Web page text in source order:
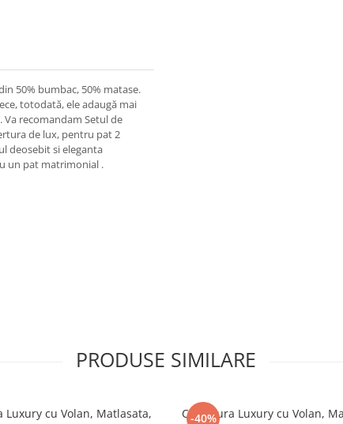
50% bumbac, 50% matase.
totodată, ele adaugă mai
recomandam Setul de
de lux, pentru pat 2
deosebit si eleganta
un pat matrimonial .
PRODUSE SIMILARE
Volan, Matlasata,
-40%
Cuvertura Luxury cu Volan, Matlasata,